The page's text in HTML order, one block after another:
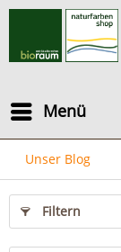
Menü
Unser Blog
Filtern